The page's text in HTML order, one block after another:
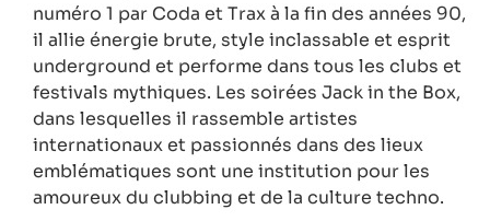
numéro 1 par Coda et Trax à la fin des années 90,
il allie énergie brute, style inclassable et esprit
underground et performe dans tous les clubs et
festivals mythiques. Les soirées Jack in the Box,
dans lesquelles il rassemble artistes
internationaux et passionnés dans des lieux
emblématiques sont une institution pour les
amoureux du clubbing et de la culture techno.